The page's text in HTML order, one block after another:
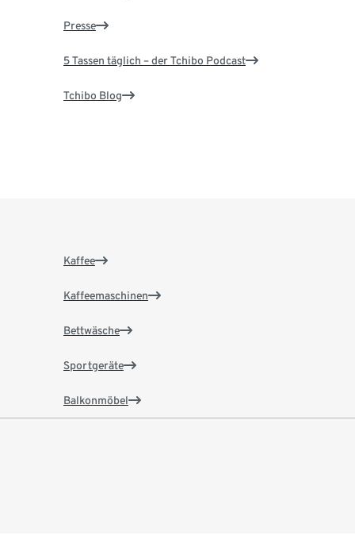
Presse
5 Tassen täglich – der Tchibo Podcast
Tchibo Blog
Kaffee
Kaffeemaschinen
Bettwäsche
Sportgeräte
Balkonmöbel